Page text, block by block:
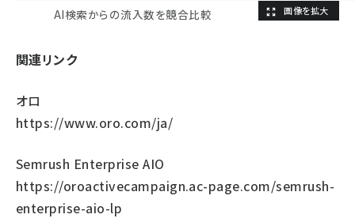
AI検索からの流入数を競合比較
関連リンク
オロ
https://www.oro.com/ja/
Semrush Enterprise AIO
https://oroactivecampaign.ac-page.com/semrush-
enterprise-aio-lp